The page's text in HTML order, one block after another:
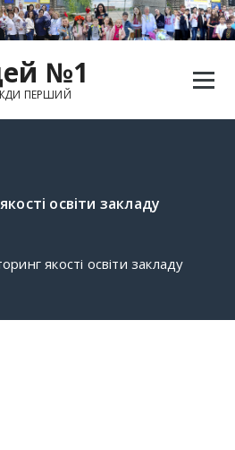
№1
ПЕРШИЙ
освіти закладу
якості освіти закладу